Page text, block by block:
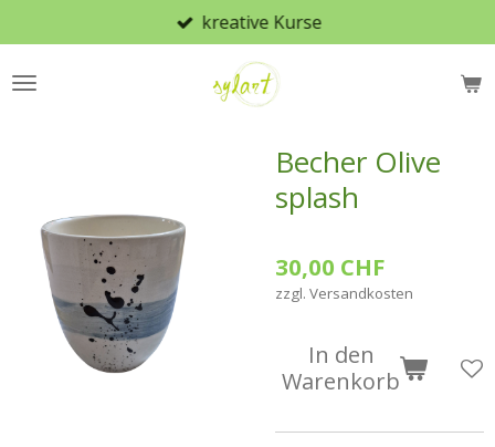
Hauptinhalt
springen
kreative Kurse
Becher Olive
splash
30,00 CHF
zzgl. Versandkosten
In den
Warenkorb